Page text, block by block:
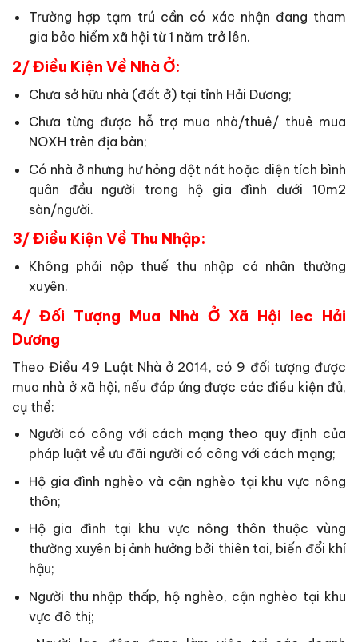
Trường hợp tạm trú cần có xác nhận đang tham
gia bảo hiểm xã hội từ 1 năm trở lên.
2/ Điều Kiện Về Nhà Ở:
Chưa sở hữu nhà (đất ở) tại tỉnh Hải Dương;
Chưa từng được hỗ trợ mua nhà/thuê/ thuê mua
NOXH trên địa bàn;
Có nhà ở nhưng hư hỏng dột nát hoặc diện tích bình
quân đầu người trong hộ gia đình dưới 10m2
sàn/người.
3/ Điều Kiện Về Thu Nhập:
Không phải nộp thuế thu nhập cá nhân thường
xuyên.
4/ Đối Tượng Mua Nhà Ở Xã Hội Iec Hải
Dương
Theo Điều 49 Luật Nhà ở 2014, có 9 đối tượng được
mua nhà ở xã hội, nếu đáp ứng được các điều kiện đủ,
cụ thể:
Người có công với cách mạng theo quy định của
pháp luật về ưu đãi người có công với cách mạng;
Hộ gia đình nghèo và cận nghèo tại khu vực nông
thôn;
Hộ gia đình tại khu vực nông thôn thuộc vùng
thường xuyên bị ảnh hưởng bởi thiên tai, biến đổi khí
hậu;
Người thu nhập thấp, hộ nghèo, cận nghèo tại khu
vực đô thị;